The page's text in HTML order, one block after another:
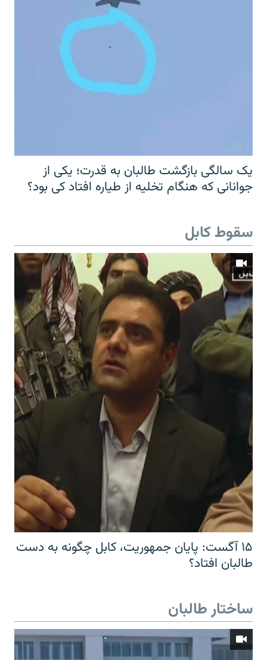
یک سالگی بازگشت طالبان به قدرت؛ یکی از
جوانانی که هنگام تخلیه از طیاره افتاد کی بود؟
سقوط کابل
۱۵ آگست: پایان جمهوریت، کابل چگونه به دست
طالبان افتاد؟
ساختار طالبان